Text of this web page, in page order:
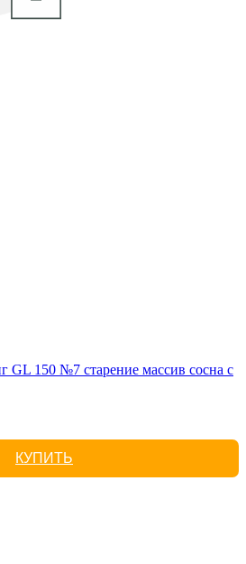
150 №7 старение массив сосна с
КУПИТЬ